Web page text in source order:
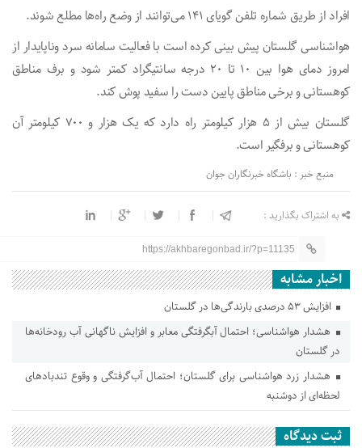
افراد از طریق شماره تلفن گویای ۱۴۱ می‌توانند از وضع راه‌ها مطلع شوند.
هواشناسی گلستان پیش بینی کرده است با فعالیت سامانه سرد وناپایدار از
امروز دمای هوا بین ۱۰ تا ۲۰ درجه سانتیگراد کمتر شود و برف مناطق
کوهستانی و برخی مناطق پایین دست را سفید پوش کند.
گلستان بیش از ۵ هزار کیلومتر راه دارد که یک هزار و ۷۰۰ کیلومتر آن
کوهستانی و برفگیر است.
منبع خبر : باشگاه خبرنگاران جوان
به اشتراک بگذارید :
https://akhbaregonbad.ir/?p=11135
اخبار مشابه
افزایش ۵۳ درصدی بارندگی‌ها در گلستان
هشدار هواشناسی؛ احتمال آبگرفتگی معابر و افزایش ناگهانی آب رودخانه‌ها
در گلستان
هشدار زرد هواشناسی برای گلستان؛ احتمال آب‌گرفتگی و وقوع تندباد‌های
لحظه‌ای از دوشنبه
ثبت دیدگاه